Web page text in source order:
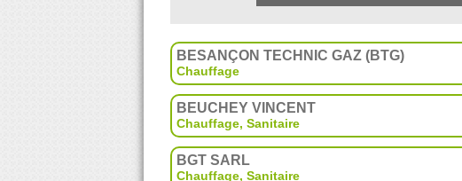
BESANÇON TECHNIC GAZ (BTG)
Chauffage
BEUCHEY VINCENT
Chauffage, Sanitaire
BGT SARL
Chauffage, Sanitaire